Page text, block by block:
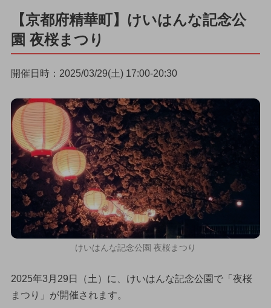
【京都府精華町】けいはんな記念公
園 夜桜まつり
開催日時：2025/03/29(土) 17:00-20:30
けいはんな記念公園 夜桜まつり
2025年3月29日（土）に、けいはんな記念公園で「夜桜
まつり」が開催されます。